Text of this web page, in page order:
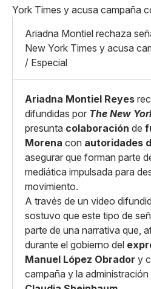
Linkedin
Facebook
X
Whatsapp
Copiar enlace
Pequeño
Mediano
Ariadna Montiel rechaza
New York Times y acusa
/ Especial
Ariadna Montiel Reyes
difundidas por The New
presunta colaboración de
Morena con autoridades
asegurar que forman parte
mediática impulsada para
movimiento.
A través de un video
sostuvo que este tipo de
parte de una narrativa que,
durante el gobierno del
Manuel López Obrador y
campaña y la administración